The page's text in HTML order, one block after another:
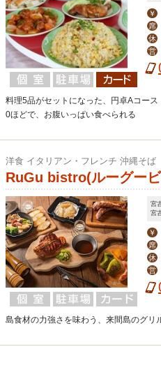
￥
席
休
営
料理5品がセットになった、円卓Aコー
0ほどで、お腹いっぱい食べられる
洋食 イタリアン・フレンチ 沖縄そば
RuGu bistro(ルーグー
宮
宮
￥
席
休
営
島食材の力強さを味わう、来間島のグリ